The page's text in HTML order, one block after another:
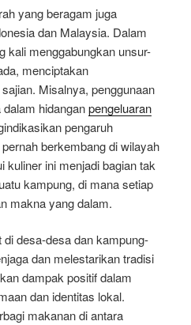
yang beragam juga
dan Malaysia. Dalam
kali menggabungkan unsur-
menciptakan
Misalnya, penggunaan
hidanganpengeluaran
pengaruh
berkembang di wilayah
kuliner ini menjadi bagian tak
kampung, di mana setiap
makna yang dalam.
desa-desa dan kampung-
dan melestarikan tradisi
dampak positif dalam
dan identitas lokal.
makanan di antara